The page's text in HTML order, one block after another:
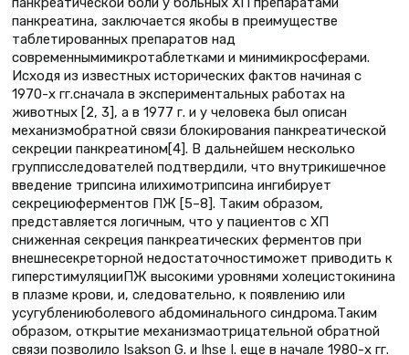
панкреатина, заключается якобы в преимуществе
таблетированных препаратов над
современнымимикротаблетками и минимикросферами.
Исходя из известных исторических фактов начиная с
1970-х гг.сначала в экспериментальных работах на
животных [2, 3], а в 1977 г. и у человека был описан
механизмобратной связи блокирования панкреатической
секреции панкреатином[4]. В дальнейшем несколько
групписследователей подтвердили, что внутрикишечное
введение трипсина илихимотрипсина ингибирует
секрециюферментов ПЖ [5–8]. Таким образом,
представляется логичным, что у пациентов с ХП
сниженная секреция панкреатических ферментов при
внешнесекреторной недостаточностиможет приводить к
гиперстимуляцииПЖ высокими уровнями холецистокинина
в плазме крови, и, следовательно, к появлению или
усугублениюболевого абдоминального синдрома.Таким
образом, открытие механизмаотрицательной обратной
связи позволило Isakson G. и Ihse I. еще в начале 1980-х гг.